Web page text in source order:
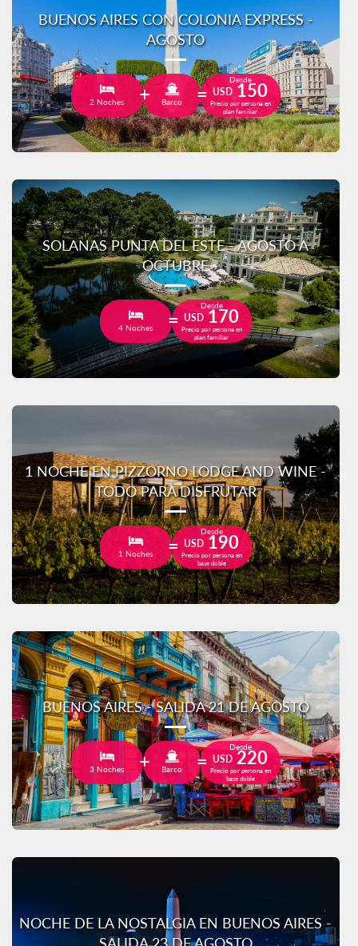
BUENOS AIRES CON COLONIA EXPRESS -
AGOSTO
2 Noches Barco
Desde
USD 150
Precio por persona en
plan familiar
SOLANAS PUNTA DEL ESTE - AGOSTO A
OCTUBRE
4 Noches
Desde
USD 170
Precio por persona en
plan familiar
1 NOCHE EN PIZZORNO LODGE AND WINE -
TODO PARA DISFRUTAR
1 Noches
Desde
USD 190
Precio por persona en
base doble
BUENOS AIRES - SALIDA 21 DE AGOSTO
3 Noches Barco
Desde
USD 220
Precio por persona en
base doble
NOCHE DE LA NOSTALGIA EN BUENOS AIRES -